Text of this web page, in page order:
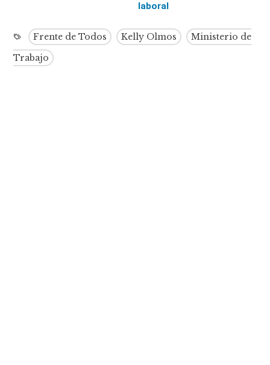
laboral
Frente de Todos Kelly Olmos
Ministerio de
Trabajo